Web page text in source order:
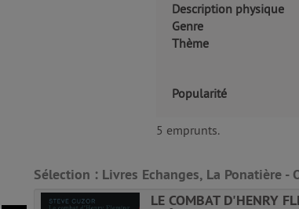
Description physique
Genre
Thème
Popularité
5 emprunts.
Sélection : Livres Echanges, La Ponatière -
LE COMBAT D'HENRY